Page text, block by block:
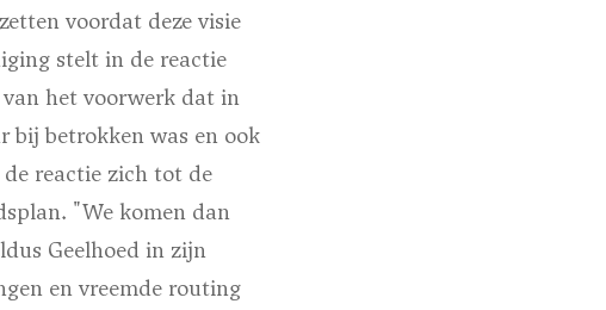
voordat deze visie
stelt in de reactie
het voorwerk dat in
bij betrokken was en ook
reactie zich tot de
"We komen dan
Geelhoed in zijn
en vreemde routing